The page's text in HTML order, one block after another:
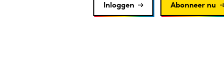
Inloggen Abonneer nu